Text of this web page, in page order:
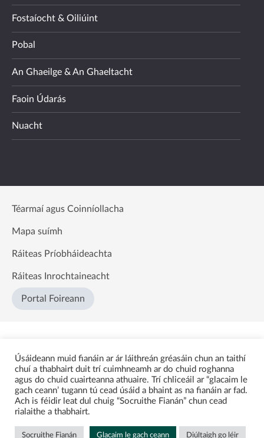
Fostaíocht & Oiliúint
Pobal
An Ghaeilge & An Ghaeltacht
Faoin Údarás
Nuacht
Téarmaí agus Coinníollacha
Mapa suímh
Ráiteas Príobháideachta
Ráiteas Inrochtaineacht
Portal Foireann
Úsáideann muid fianáin ar ár láithreán gréasáin chun an taithí
chuí a thabhairt duit trí cuimhneamh ar do chuid roghanna
agus do chuid cuairteanna athuaire. Trí chliceáil ar “glacaim le
gach ceann’ tugann tú cead úsáid a bhaint as na fianáin ar fad.
Ach is féidir leat dul chuig “Socruithe Fianán” chun cead
rialaithe a thabhairt.
Socruithe Fianán Glacaim le gach ceann Diúltaigh go léir